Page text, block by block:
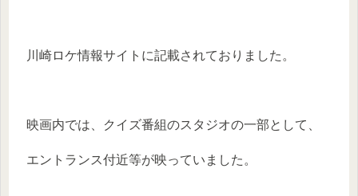
川崎ロケ情報サイトに記載されておりました。
映画内では、クイズ番組のスタジオの一部として、
エントランス付近等が映っていました。